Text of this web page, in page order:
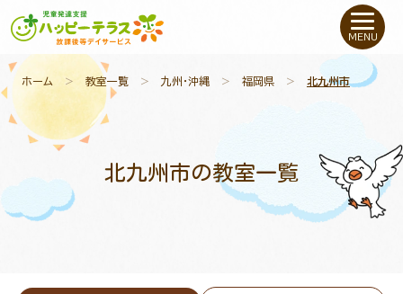
私たちについて
未就学のお子さま（０〜６才）
小学生〜高校生の
支援事例
MENU
ホーム ＞ 教室一覧 ＞ 九州・沖縄 ＞ 福岡県 ＞ 北九州市
北九州市の教室一覧